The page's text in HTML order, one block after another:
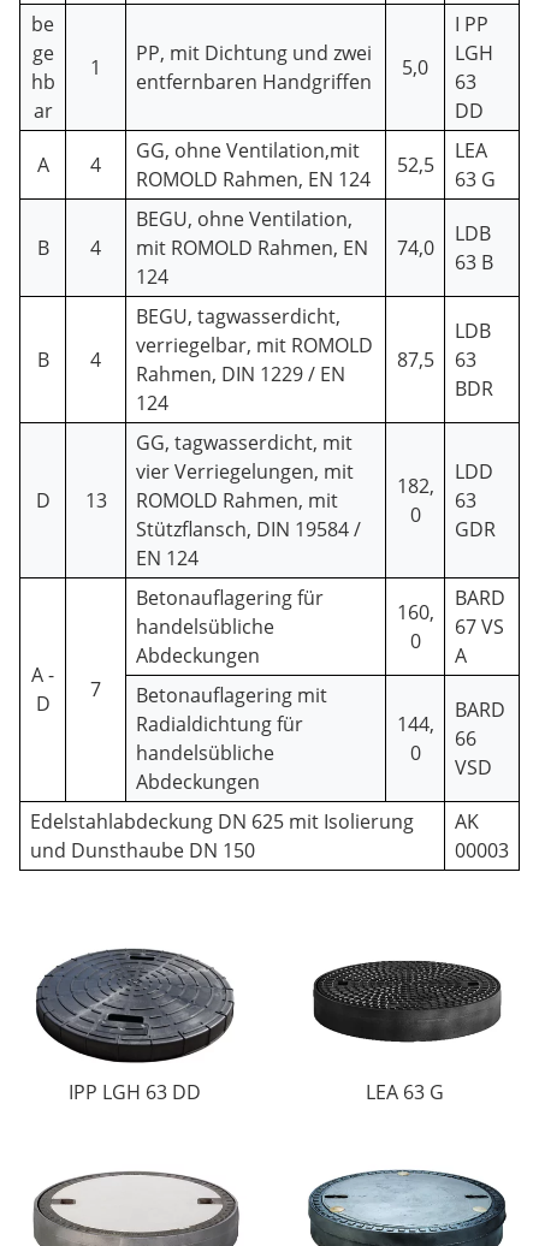
be
ge
hb
ar
1
PP, mit Dichtung und zwei
entfernbaren Handgriffen
5,0
I PP
LGH
63
DD
A 4
GG, ohne Ventilation,mit
ROMOLD Rahmen, EN 124
52,5
LEA
63 G
B 4
BEGU, ohne Ventilation,
mit ROMOLD Rahmen, EN
124
74,0
LDB
63 B
B 4
BEGU, tagwasserdicht,
verriegelbar, mit ROMOLD
Rahmen, DIN 1229 / EN
124
87,5
LDB
63
BDR
D 13
GG, tagwasserdicht, mit
vier Verriegelungen, mit
ROMOLD Rahmen, mit
Stützflansch, DIN 19584 /
EN 124
182,
0
LDD
63
GDR
A -
D
7
Betonauflagering für
handelsübliche
Abdeckungen
160,
0
BARD
67 VS
A
Betonauflagering mit
Radialdichtung für
handelsübliche
Abdeckungen
144,
0
BARD
66
VSD
Edelstahlabdeckung DN 625 mit Isolierung
und Dunsthaube DN 150
AK
00003
IPP LGH 63 DD LEA 63 G